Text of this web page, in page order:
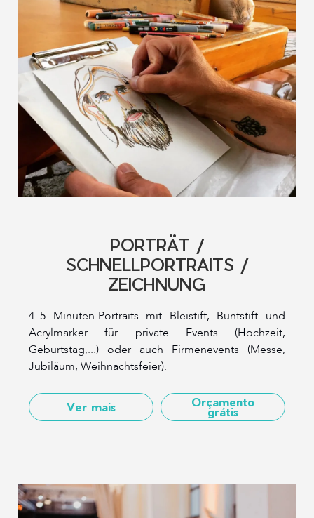
PORTRÄT /
SCHNELLPORTRAITS /
ZEICHNUNG
4–5 Minuten-Portraits mit Bleistift, Buntstift und
Acrylmarker für private Events (Hochzeit,
Geburtstag,...) oder auch Firmenevents (Messe,
Jubiläum, Weihnachtsfeier).
Ver mais Orçamento
grátis